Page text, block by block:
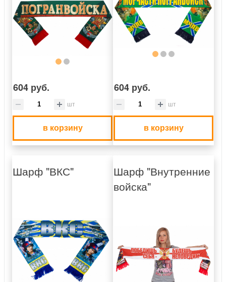
604 руб.
шт
в корзину
604 руб.
шт
в корзину
Шарф "ВКС"
Шарф "Внутренние
войска"